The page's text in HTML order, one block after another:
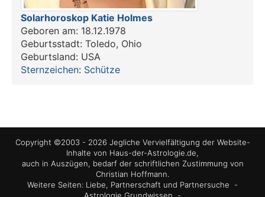
Solarhoroskop Katie Holmes
Geboren am: 18.12.1978
Geburtsstadt: Toledo, Ohio
Geburtsland: USA
Sternzeichen: Schütze
Copyright ©2003 - 2026 Jegliche Vervielfältigung der Website-
Inhalte von Haus-der-Astrologie.de,
auch in Auszügen, bedarf der schriftlichen Zustimmung von
Christian Hoffmann.
Weitere Seiten: Liebe, Partnerschaft und Partnersuche -